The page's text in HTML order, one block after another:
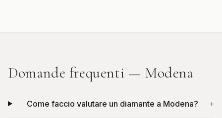
Domande frequenti — Modena
Come faccio valutare un diamante a Modena? +